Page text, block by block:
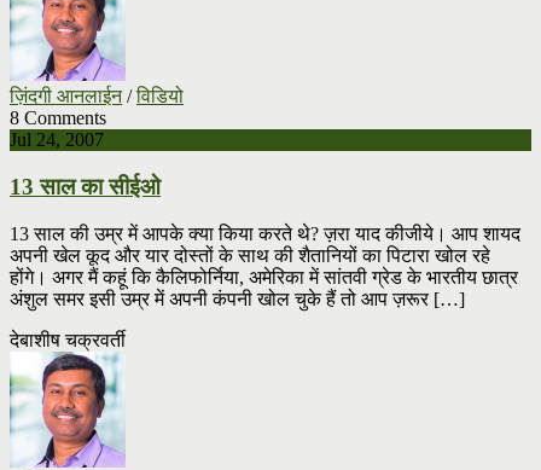
ज़िंदगी आनलाईन/विडियो
8 Comments
Jul 24, 2007
13 साल का सीईओ
13 साल की उम्र में आपके क्या किया करते थे? ज़रा याद कीजीये। आप शायद
अपनी खेल कूद और यार दोस्तों के साथ की शैतानियों का पिटारा खोल रहे
होंगे। अगर मैं कहूं कि कैलिफोर्निया, अमेरिका में सांतवी ग्रेड के भारतीय छात्र
अंशुल समर इसी उम्र में अपनी कंपनी खोल चुके हैं तो आप ज़रूर […]
देबाशीष चक्रवर्ती